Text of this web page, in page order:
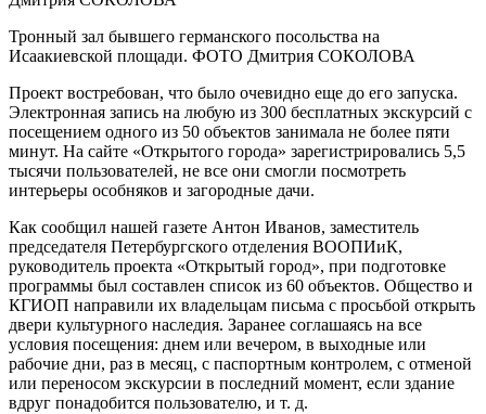
Тронный зал бывшего германского посольства на
Исаакиевской площади. ФОТО Дмитрия СОКОЛОВА
Проект востребован, что было очевидно еще до его запуска.
Электронная запись на любую из 300 бесплатных экскурсий с
посещением одного из 50 объектов занимала не более пяти
минут. На сайте «Открытого города» зарегистрировались 5,5
тысячи пользователей, не все они смогли посмотреть
интерьеры особняков и загородные дачи.
Как сообщил нашей газете Антон Иванов, заместитель
председателя Петербургского отделения ВООПИиК,
руководитель проекта «Открытый город», при подготовке
программы был составлен список из 60 объектов. Общество и
КГИОП направили их владельцам письма с просьбой открыть
двери культурного наследия. Заранее соглашаясь на все
условия посещения: днем или вечером, в выходные или
рабочие дни, раз в месяц, с паспортным контролем, с отменой
или переносом экскурсии в последний момент, если здание
вдруг понадобится пользователю, и т. д.